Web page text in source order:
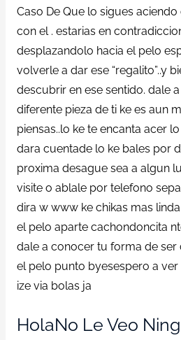
Caso De Que lo sigues
con el . estarias en
desplazandolo hacia el pelo
volverle a dar ese “regalito”..y
descubrir en ese sentido. dale
diferente pieza de ti ke es aun
piensas..lo ke te encanta acer
dara cuentade lo ke bales por
proxima desague sea a algun
visite o ablale por telefono
dira w www ke chikas mas
el pelo aparte cachondoncita
dale a conocer tu forma de ser
el pelo punto byesespero a
ize vi­a bolas ja
HolaNo Le Veo